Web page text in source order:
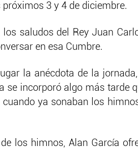
3 y 4 de diciembre.
saludos del Rey Juan
en esa Cumbre.
la anécdota de la
se incorporó algo más tarde
cuando ya sonaban los
los himnos, Alan García